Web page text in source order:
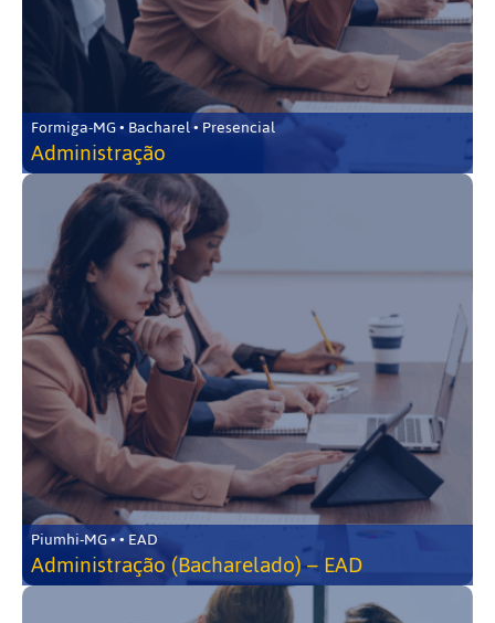
Formiga-MG • Bacharel • Presencial
Administração
Piumhi-MG • • EAD
Administração (Bacharelado) – EAD